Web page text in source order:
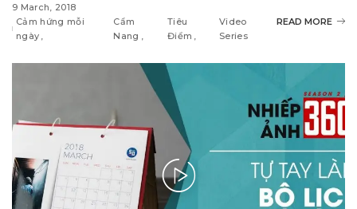
9 March, 2018
Cảm hứng mỗi
ngày
Cẩm
Nang
Tiêu
Điểm
Video
Series
READ MORE